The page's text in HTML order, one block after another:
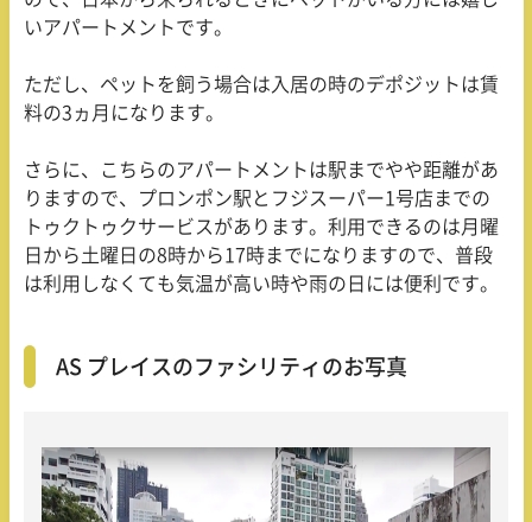
いアパートメントです。
ただし、ペットを飼う場合は入居の時のデポジットは賃
料の3 ヵ月になります。
さらに、こちらのアパートメントは駅までやや距離があ
りますので、プロンポン駅とフジスーパー1 号店までの
トゥクトゥクサービスがあります。利用できるのは月曜
日から土曜日の8時から 17時までになりますので、普段
は利用しなくても気温が高い時や雨の日には便利です。
AS プレイスのファシリティのお写真